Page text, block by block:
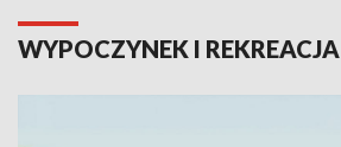
WYPOCZYNEK I REKREACJA